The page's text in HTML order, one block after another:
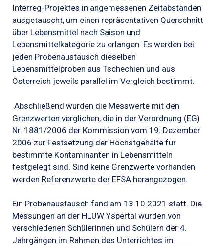
Interreg-Projektes in angemessenen Zeitabständen
ausgetauscht, um einen repräsentativen Querschnitt
über Lebensmittel nach Saison und
Lebensmittelkategorie zu erlangen. Es werden bei
jeden Probenaustausch dieselben
Lebensmittelproben aus Tschechien und aus
Österreich jeweils parallel im Vergleich bestimmt.
Abschließend wurden die Messwerte mit den
Grenzwerten verglichen, die in der Verordnung (EG)
Nr. 1881/2006 der Kommission vom 19. Dezember
2006 zur Festsetzung der Höchstgehalte für
bestimmte Kontaminanten in Lebensmitteln
festgelegt sind. Sind keine Grenzwerte vorhanden
werden Referenzwerte der EFSA herangezogen.
Ein Probenaustausch fand am 13.10.2021 statt. Die
Messungen an der HLUW Yspertal wurden von
verschiedenen Schülerinnen und Schülern der 4.
Jahrgängen im Rahmen des Unterrichtes im